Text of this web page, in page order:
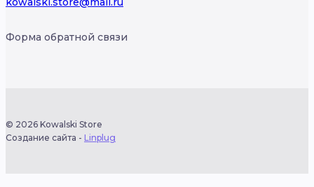
Форма обратной связи
© 2026 Kowalski Store
Создание сайта - Linplug